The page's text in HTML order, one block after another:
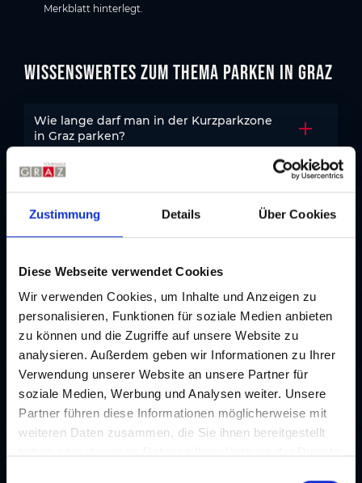
Zustimmung Details Über Cookies
Diese Webseite verwendet Cookies
Wir verwenden Cookies, um Inhalte und Anzeigen zu
personalisieren, Funktionen für soziale Medien anbieten
zu können und die Zugriffe auf unsere Website zu
analysieren. Außerdem geben wir Informationen zu Ihrer
Verwendung unserer Website an unsere Partner für
soziale Medien, Werbung und Analysen weiter. Unsere
Partner führen diese Informationen möglicherweise mit
weiteren Daten zusammen, die Sie ihnen bereitgestellt
Merkblatt hinterlegt.
Wissenswertes zum Thema Parken in Graz
Wie lange darf man in der Kurzparkzone
in Graz parken?
Wie kann man in Graz bei den
Parkscheinautomaten bezahlen?
Wie viel kostet das Parken in der Grünen
Zone in Graz?
Wo kann man in Graz gratis parken?